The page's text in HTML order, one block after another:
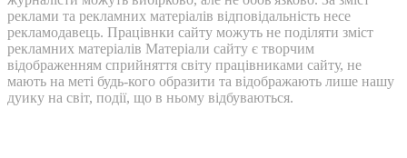
реклами та рекламних матеріалів відповідальність несе
рекламодавець. Працівнки сайту можуть не поділяти зміст
рекламних матеріалів Матеріали сайту є творчим
відображенням сприйняття світу працівниками сайту, не
мають на меті будь-кого образити та відображають лише нашу
дуику на світ, події, що в ньому відбуваються.